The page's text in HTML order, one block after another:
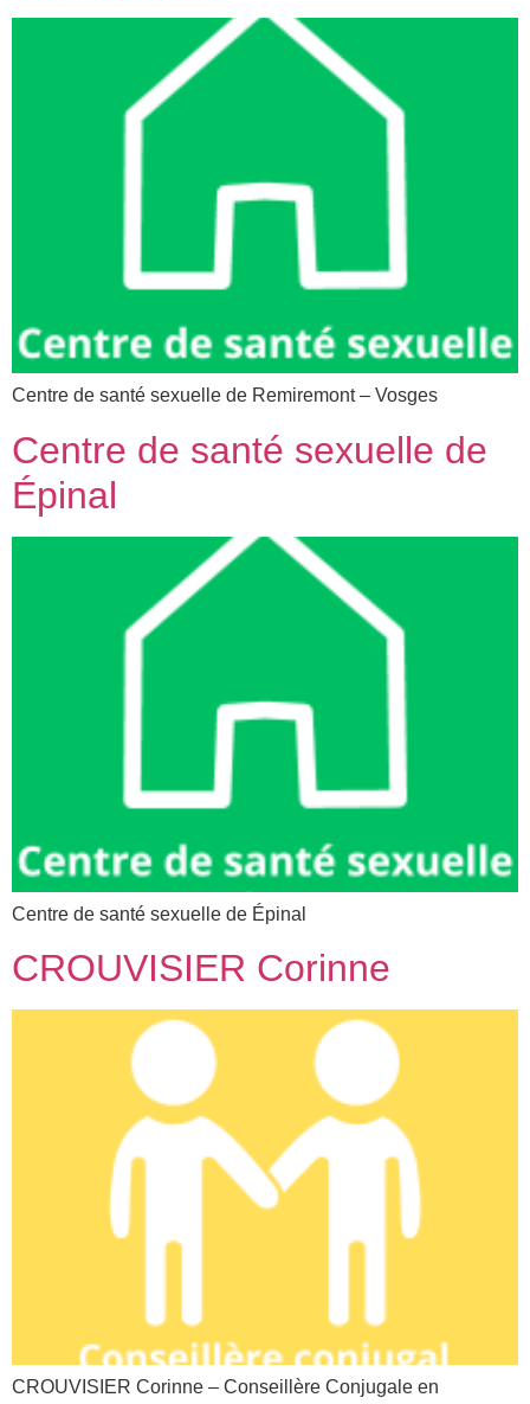
Centre de santé sexuelle de Remiremont – Vosges
Centre de santé sexuelle de
Épinal
Centre de santé sexuelle de Épinal
CROUVISIER Corinne
CROUVISIER Corinne – Conseillère Conjugale en